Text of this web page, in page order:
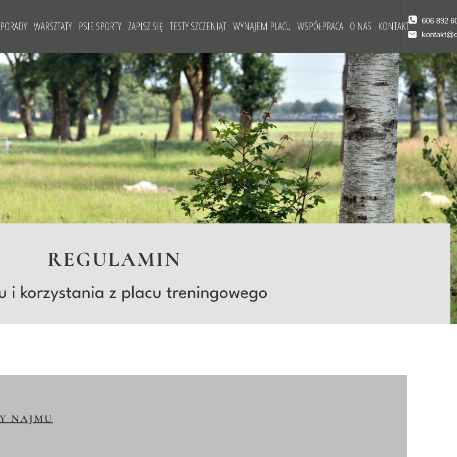
606 892
WARSZTATY
WARSZTATY LUŹNA SMYCZ
WARSZTATY Z PSIEJ MOTYWACJI
WARSZTATY DLA PSÓW NADPOBUDLIWYCH
WARSZTATY Z PRZYUCZANIA DO KLATKI KENNELOWEJ
PSIE SPORTY
TREIBBALL
ZAPISZ SIĘ TESTY SZCZENIĄT WYNAJEM PLACU WSPÓŁPRACA O NAS KONTAKT
REGULAMIN
i korzystania z placu treningowego
NAJMU